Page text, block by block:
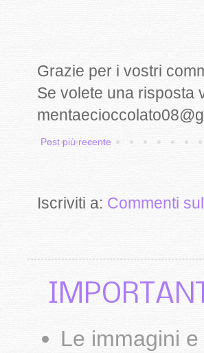
Grazie per i vostri
Se volete una risposta
Post più recente
Iscriviti a: Commenti
Le immagini e